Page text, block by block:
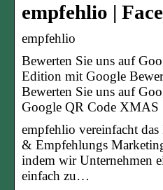
empfehlio |
empfehlio
Bewerten Sie uns auf
Edition mit Google
Bewerten Sie uns auf
Google QR Code
empfehlio vereinfacht
& Empfehlungs
indem wir Unternehmen
einfach zu…